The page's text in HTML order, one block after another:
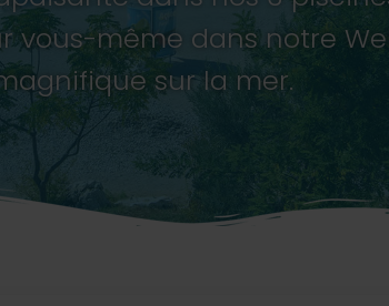
vous-même dans notre
sur la mer.